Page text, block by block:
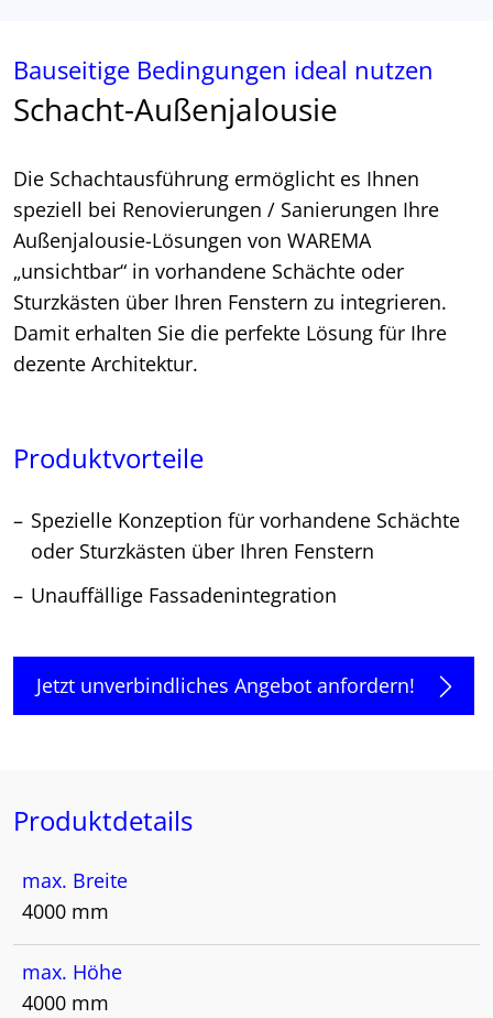
Bauseitige Bedingungen ideal nutzen
Schacht-Außenjalousie
Die Schachtausführung ermöglicht es Ihnen
speziell bei Renovierungen / Sanierungen Ihre
Außenjalousie-Lösungen von WAREMA
„unsichtbar“ in vorhandene Schächte oder
Sturzkästen über Ihren Fenstern zu integrieren.
Damit erhalten Sie die perfekte Lösung für Ihre
dezente Architektur.
Produktvorteile
Spezielle Konzeption für vorhandene Schächte
oder Sturzkästen über Ihren Fenstern
Unauffällige Fassadenintegration
Jetzt unverbindliches Angebot anfordern!
Produktdetails
max. Breite
4000 mm
max. Höhe
4000 mm